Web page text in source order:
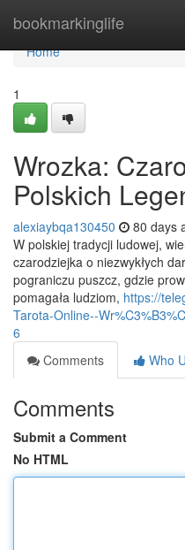
bookmarkinglife
Home
Home
1
Wrozka:
Polskich
alexiaybqa130450 80 days
W polskiej tradycji ludowej,
czarodziejka o niezwykłych
pograniczu puszcz, gdzie
pomagała ludziom, https://
Tarota-Online--
6
Comments
Who
Comments
Submit a Comment
No HTML